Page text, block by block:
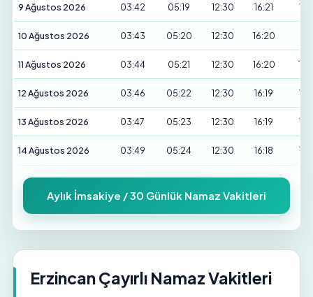
9 Ağustos 2026 03:42 05:19 12:30 16:21
10 Ağustos 2026 03:43 05:20 12:30 16:20
11 Ağustos 2026 03:44 05:21 12:30 16:20
12 Ağustos 2026 03:46 05:22 12:30 16:19
13 Ağustos 2026 03:47 05:23 12:30 16:19
14 Ağustos 2026 03:49 05:24 12:30 16:18
Aylık İmsakiye / 30 Günlük Namaz Vakitleri
Erzincan Çayırlı Namaz Vakitleri